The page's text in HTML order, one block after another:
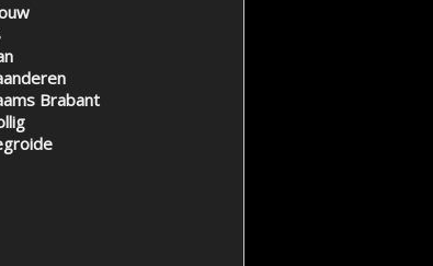
Brabant